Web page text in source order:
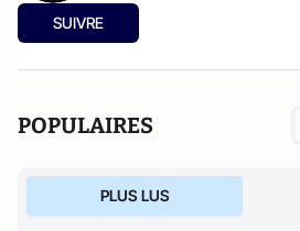
SUIVRE
POPULAIRES
PLUS LUS